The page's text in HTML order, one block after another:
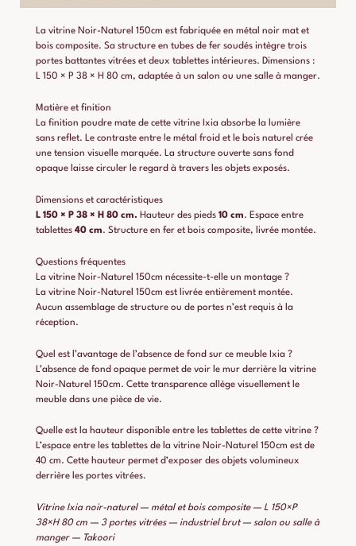
La vitrine Noir-Naturel 150cm est fabriquée en métal noir mat et
bois composite. Sa structure en tubes de fer soudés intègre trois
portes battantes vitrées et deux tablettes intérieures. Dimensions :
L 150 × P 38 × H 80 cm, adaptée à un salon ou une salle à manger.
Matière et finition
La finition poudre mate de cette vitrine Ixia absorbe la lumière
sans reflet. Le contraste entre le métal froid et le bois naturel crée
une tension visuelle marquée. La structure ouverte sans fond
opaque laisse circuler le regard à travers les objets exposés.
Dimensions et caractéristiques
L 150 × P 38 × H 80 cm. Hauteur des pieds 10 cm. Espace entre
tablettes 40 cm. Structure en fer et bois composite, livrée montée.
Questions fréquentes
La vitrine Noir-Naturel 150cm nécessite-t-elle un montage ?
La vitrine Noir-Naturel 150cm est livrée entièrement montée.
Aucun assemblage de structure ou de portes n’est requis à la
réception.
Quel est l’avantage de l’absence de fond sur ce meuble Ixia ?
L’absence de fond opaque permet de voir le mur derrière la vitrine
Noir-Naturel 150cm. Cette transparence allège visuellement le
meuble dans une pièce de vie.
Quelle est la hauteur disponible entre les tablettes de cette vitrine ?
L’espace entre les tablettes de la vitrine Noir-Naturel 150cm est de
40 cm. Cette hauteur permet d’exposer des objets volumineux
derrière les portes vitrées.
Vitrine Ixia noir-naturel — métal et bois composite — L 150×P
38×H 80 cm — 3 portes vitrées — industriel brut — salon ou salle à
manger — Takoori